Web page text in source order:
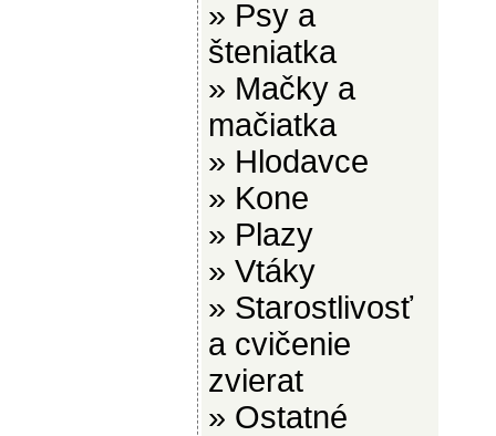
» Psy a
šteniatka
» Mačky a
mačiatka
» Hlodavce
» Kone
» Plazy
» Vtáky
» Starostlivosť
a cvičenie
zvierat
» Ostatné